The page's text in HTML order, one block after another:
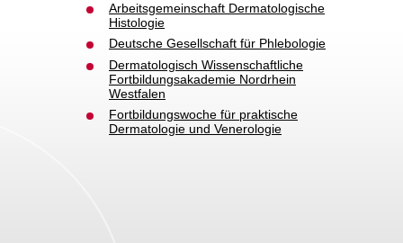
Arbeitsgemeinschaft Dermatologische
Histologie
Deutsche Gesellschaft für Phlebologie
Dermatologisch Wissenschaftliche
Fortbildungsakademie Nordrhein
Westfalen
Fortbildungswoche für praktische
Dermatologie und Venerologie